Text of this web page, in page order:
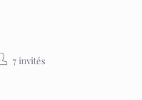
7 invités